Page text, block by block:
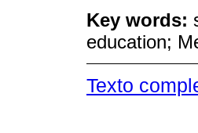
Key words:
education;
Texto